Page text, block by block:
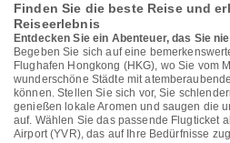
Finden Sie die beste Reise und
Reiseerlebnis
Entdecken Sie ein Abenteuer, das Sie
Begeben Sie sich auf eine
Flughafen Hongkong (HKG), wo Sie vom
wunderschöne Städte mit
können. Stellen Sie sich vor, Sie
genießen lokale Aromen und saugen die
auf. Wählen Sie das passende Flugticket
Airport (YVR), das auf Ihre Bedürfnisse